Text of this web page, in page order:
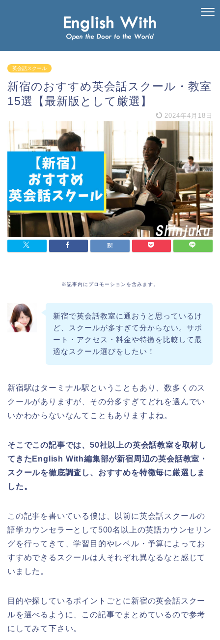
英会話スクール
新宿のおすすめ英会話スクール・教室
15選【最新版として厳選】
2024年4月18日
※記事内にプロモーションを含みます。
新宿で英会話教室に通おうと思っているけ
ど、スクールが多すぎて分からない。サポ
ート・アクセス・料金や特徴を比較して最
適なスクール選びをしたい！
新宿駅はターミナル駅ということもあり、数多くのス
クールがありますが、その分多すぎてどれを選んでい
いかわからないなんてこともありますよね。
そこでこの記事では、50社以上の英会話教室を取材し
てきたEnglish With編集部が新宿周辺の英会話教室・
スクールを徹底調査し、おすすめを特徴毎に厳選しま
した。
この記事を書いている僕は、以前に英会話スクールの
語学カウンセラーとして500名以上の英語カウンセリン
グを行ってきて、学習目的やレベル・予算によってお
すすめできるスクールは人それぞれ異なるなと感じて
いました。
目的や探しているポイントごとに新宿の英会話スクー
ルを選べるように、この記事でまとめているので参考
にしてみて下さい。